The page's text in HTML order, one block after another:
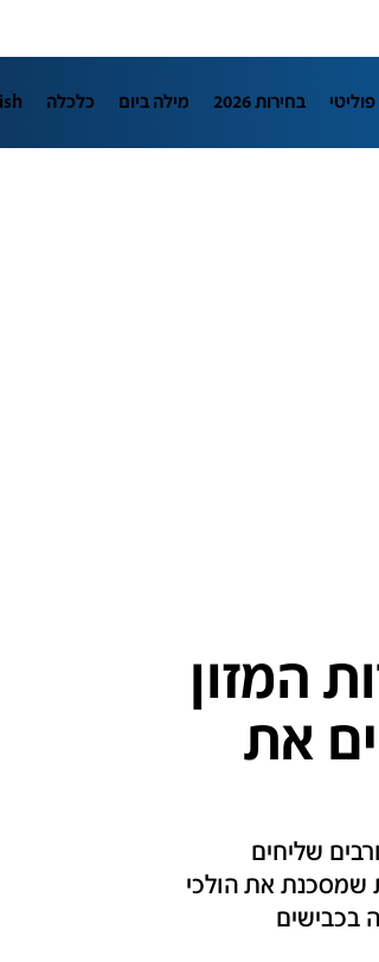
פוליטי בחירות 2026 מילה ביום כלכלה
המזון
את
שליחים
שמסכנת את הולכי